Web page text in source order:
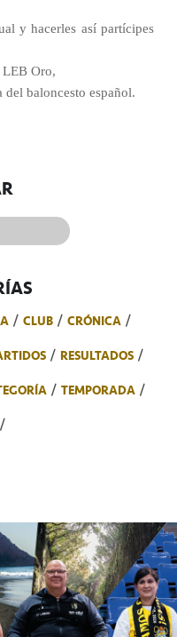
y hacerles así partícipes
LEB Oro,
del baloncesto español.
CLUB
CRÓNICA
RESULTADOS
TEMPORADA